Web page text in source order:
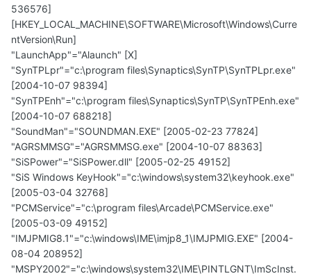
536576]
[HKEY_LOCAL_MACHINE\SOFTWARE\Microsoft\Windows\Curre
ntVersion\Run]
"LaunchApp"="Alaunch" [X]
"SynTPLpr"="c:\program files\Synaptics\SynTP\SynTPLpr.exe"
[2004-10-07 98394]
"SynTPEnh"="c:\program files\Synaptics\SynTP\SynTPEnh.exe"
[2004-10-07 688218]
"SoundMan"="SOUNDMAN.EXE" [2005-02-23 77824]
"AGRSMMSG"="AGRSMMSG.exe" [2004-10-07 88363]
"SiSPower"="SiSPower.dll" [2005-02-25 49152]
"SiS Windows KeyHook"="c:\windows\system32\keyhook.exe"
[2005-03-04 32768]
"PCMService"="c:\program files\Arcade\PCMService.exe"
[2005-03-09 49152]
"IMJPMIG8.1"="c:\windows\IME\imjp8_1\IMJPMIG.EXE" [2004-
08-04 208952]
"MSPY2002"="c:\windows\system32\IME\PINTLGNT\ImScInst.